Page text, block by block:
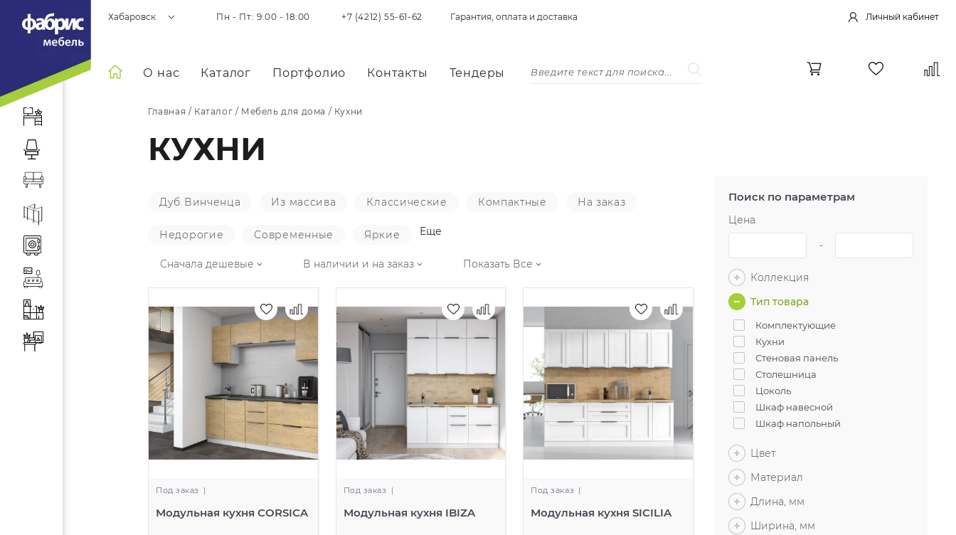
Хабаровск Пн - Пт: 9:00 - 18:00 +7 (4212) 55-61-62 Гарантия, оплата и доставка Личный кабинет
О нас Каталог Портфолио Контакты Тендеры
Главная / Каталог / Мебель для дома / Кухни
КУХНИ
Поиск по параметрам
Цена
-
Коллекция
Тип товара
Комплектующие
Кухни
Стеновая панель
Столешница
Цоколь
Шкаф навесной
Шкаф напольный
Цвет
Материал
Длина, мм
Ширина, мм
Дуб Винченца Из массива Классические Компактные На заказ
Недорогие Современные Яркие Еще
Сначала дешевые В наличии и на заказ Показать Все
Под заказ |
Модульная кухня CORSICA
Под заказ |
Модульная кухня IBIZA
Под заказ |
Модульная кухня SICILIA